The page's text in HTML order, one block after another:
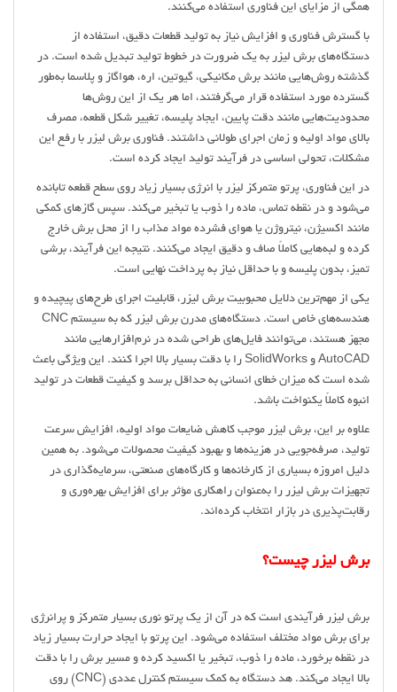
همگی از مزایای این فناوری استفاده می‌کنند.
با گسترش فناوری و افزایش نیاز به تولید قطعات دقیق، استفاده از
دستگاه‌های برش لیزر به یک ضرورت در خطوط تولید تبدیل شده است. در
گذشته روش‌هایی مانند برش مکانیکی، گیوتین، اره، هواگاز و پلاسما به‌طور
گسترده مورد استفاده قرار می‌گرفتند، اما هر یک از این روش‌ها
محدودیت‌هایی مانند دقت پایین، ایجاد پلیسه، تغییر شکل قطعه، مصرف
بالای مواد اولیه و زمان اجرای طولانی داشتند. فناوری برش لیزر با رفع این
مشکلات، تحولی اساسی در فرآیند تولید ایجاد کرده است.
در این فناوری، پرتو متمرکز لیزر با انرژی بسیار زیاد روی سطح قطعه تابانده
می‌شود و در نقطه تماس، ماده را ذوب یا تبخیر می‌کند. سپس گازهای کمکی
مانند اکسیژن، نیتروژن یا هوای فشرده مواد مذاب را از محل برش خارج
کرده و لبه‌هایی کاملاً صاف و دقیق ایجاد می‌کنند. نتیجه این فرآیند، برشی
تمیز، بدون پلیسه و با حداقل نیاز به پرداخت نهایی است.
یکی از مهم‌ترین دلایل محبوبیت برش لیزر، قابلیت اجرای طرح‌های پیچیده و
هندسه‌های خاص است. دستگاه‌های مدرن برش لیزر که به سیستم CNC
مجهز هستند، می‌توانند فایل‌های طراحی شده در نرم‌افزارهایی مانند
AutoCAD و SolidWorks را با دقت بسیار بالا اجرا کنند. این ویژگی باعث
شده است که میزان خطای انسانی به حداقل برسد و کیفیت قطعات در تولید
انبوه کاملاً یکنواخت باشد.
علاوه بر این، برش لیزر موجب کاهش ضایعات مواد اولیه، افزایش سرعت
تولید، صرفه‌جویی در هزینه‌ها و بهبود کیفیت محصولات می‌شود. به همین
دلیل امروزه بسیاری از کارخانه‌ها و کارگاه‌های صنعتی، سرمایه‌گذاری در
تجهیزات برش لیزر را به‌عنوان راهکاری مؤثر برای افزایش بهره‌وری و
رقابت‌پذیری در بازار انتخاب کرده‌اند.
برش لیزر چیست؟
برش لیزر فرآیندی است که در آن از یک پرتو نوری بسیار متمرکز و پرانرژی
برای برش مواد مختلف استفاده می‌شود. این پرتو با ایجاد حرارت بسیار زیاد
در نقطه برخورد، ماده را ذوب، تبخیر یا اکسید کرده و مسیر برش را با دقت
بالا ایجاد می‌کند. هد دستگاه به کمک سیستم کنترل عددی (CNC) روی